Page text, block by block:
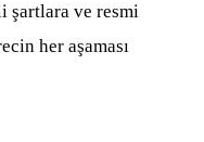
şartlara ve resmi
her aşaması